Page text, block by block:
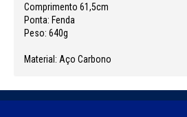
Comprimento 61,5cm
Ponta: Fenda
Peso: 640g
Material: Aço Carbono